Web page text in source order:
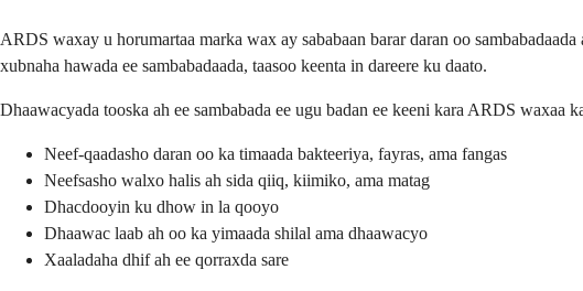
ARDS waxay u horumartaa marka wax ay sababaan barar daran oo
xubnaha hawada ee sambabadaada, taasoo keenta in dareere ku daato.
Dhaawacyada tooska ah ee sambabada ee ugu badan ee keeni kara ARDS waxaa
Neef-qaadasho daran oo ka timaada bakteeriya, fayras, ama fangas
Neefsasho walxo halis ah sida qiiq, kiimiko, ama matag
Dhacdooyin ku dhow in la qooyo
Dhaawac laab ah oo ka yimaada shilal ama dhaawacyo
Xaaladaha dhif ah ee qorraxda sare